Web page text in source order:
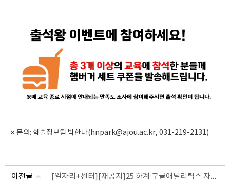
※ 문의: 학술정보팀 박한나(hnpark@ajou.ac.kr, 031-219-2131)
이전글 [일자리+센터][재공지]25 하계 구글애널리틱스 자격과정 모집